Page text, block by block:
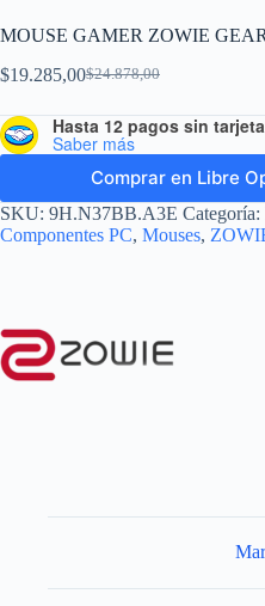
MOUSE GAMER ZOWIE
$24.878,00
$19.285,00
Hasta 12 pagos sin tarjeta
Saber más
Comprar en Libre
SKU: 9H.N37BB.A3E Categoría:
Componentes PC, Mouses,